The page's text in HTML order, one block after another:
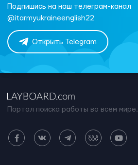
Подпишись на наш телеграм-канал
@itarmyukraineenglish22
Открыть Telegram
Портал поиска работы во всем мире.